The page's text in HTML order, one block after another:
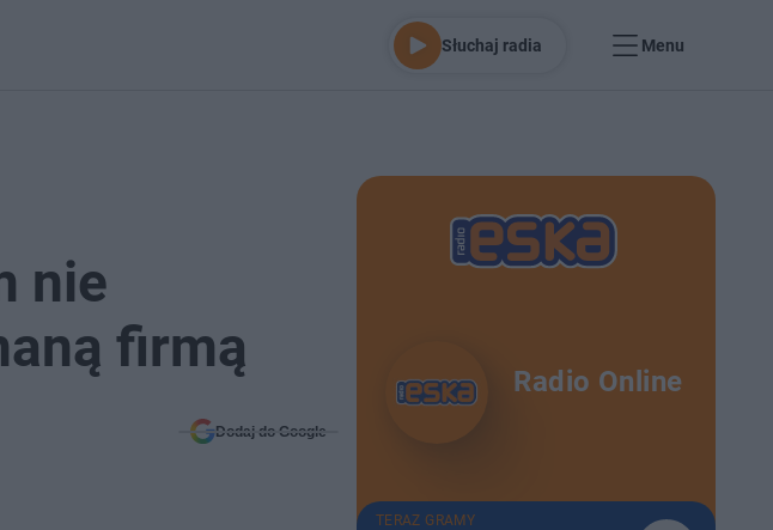
Słuchaj radia Menu
nie
firmą
Dodaj do Google
Radio Online
TERAZ GRAMY